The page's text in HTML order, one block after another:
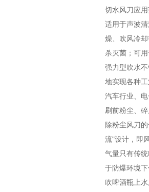
切水风刀应
适用于声波
燥、吹风冷
杀灭菌；可
强力型吹水
地实现各种
汽车行业、
刷前粉尘、
除粉尘风刀
流"设计，即
气量只有传
于防爆环境
吹啤酒瓶上